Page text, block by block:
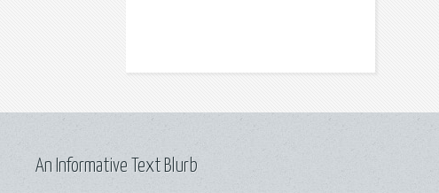
An Informative Text Blurb